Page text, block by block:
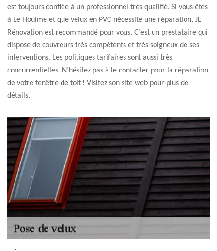
est toujours confiée à un professionnel très qualifié. Si vous êtes
à Le Houlme et que velux en PVC nécessite une réparation, JL
Rénovation est recommandé pour vous. C’est un prestataire qui
dispose de couvreurs très compétents et très soigneux de ses
interventions. Les politiques tarifaires sont aussi très
concurrentielles. N’hésitez pas à le contacter pour la réparation
de votre fenêtre de toit ! Visitez son site web pour plus de
détails.